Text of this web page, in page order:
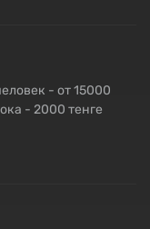
- от 15000
- 2000 тенге